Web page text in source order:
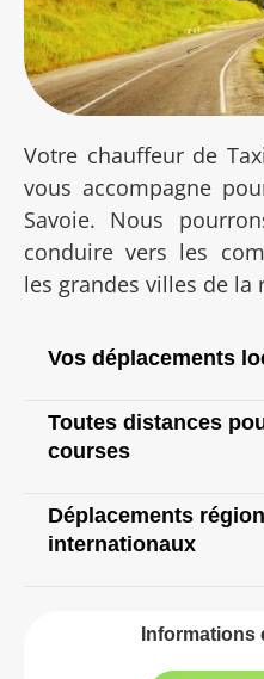
Votre chauffeur de
vous accompagne
Savoie. Nous
conduire vers les
les grandes villes de la
Vos déplacements
Toutes distances
courses
Déplacements
internationaux
Informations